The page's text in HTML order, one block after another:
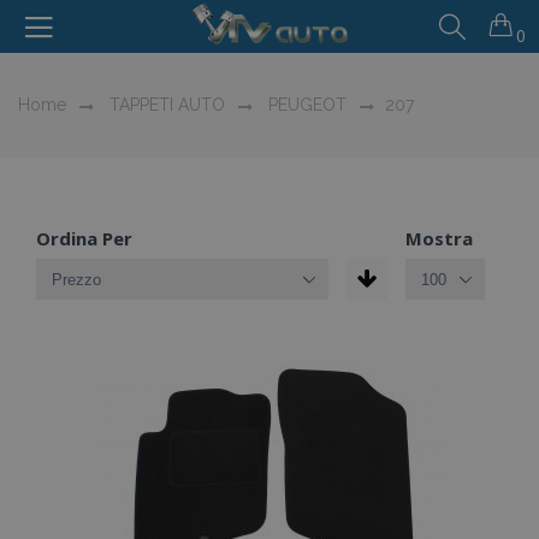
0
Home TAPPETI AUTO PEUGEOT 207
Ordina Per Mostra